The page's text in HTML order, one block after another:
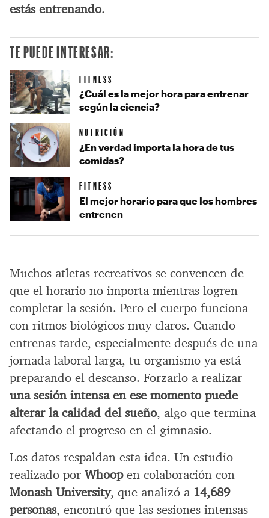
estás entrenando.
Muchos atletas recreativos se convencen de
que el horario no importa mientras logren
completar la sesión. Pero el cuerpo funciona
con ritmos biológicos muy claros. Cuando
entrenas tarde, especialmente después de una
jornada laboral larga, tu organismo ya está
preparando el descanso. Forzarlo a realizar
una sesión intensa en ese momento puede
alterar la calidad del sueño, algo que termina
afectando el progreso en el gimnasio.
Los datos respaldan esta idea. Un estudio
realizado por Whoopen colaboración con
Monash University, que analizó a 14,689
personas, encontró que las sesiones intensas
TE PUEDE INTERESAR:
FITNESS
¿Cuál es la mejor hora para entrenar
según la ciencia?
NUTRICIÓN
¿En verdad importa la hora de tus
comidas?
FITNESS
El mejor horario para que los hombres
entrenen